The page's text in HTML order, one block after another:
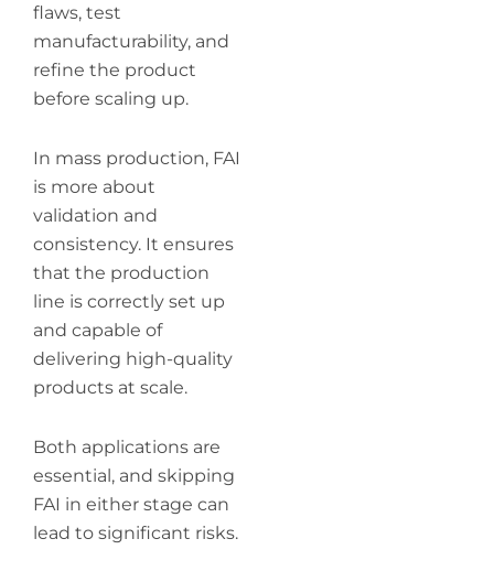
flaws, test
manufacturability, and
refine the product
before scaling up.
In mass production, FAI
is more about
validation and
consistency. It ensures
that the production
line is correctly set up
and capable of
delivering high-quality
products at scale.
Both applications are
essential, and skipping
FAI in either stage can
lead to significant risks.